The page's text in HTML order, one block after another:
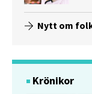
Nytt om
Krönikor